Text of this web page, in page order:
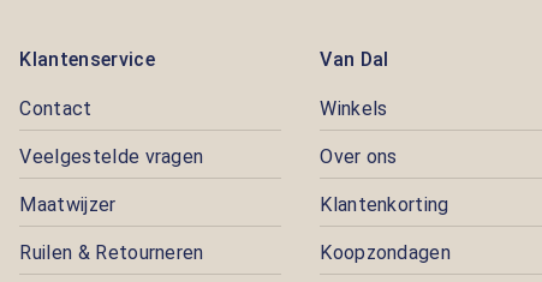
Klantenservice
Contact
Veelgestelde vragen
Maatwijzer
Ruilen & Retourneren
Van Dal
Winkels
Over ons
Klantenkorting
Koopzondagen